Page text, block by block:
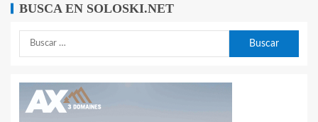
BUSCA EN SOLOSKI.NET